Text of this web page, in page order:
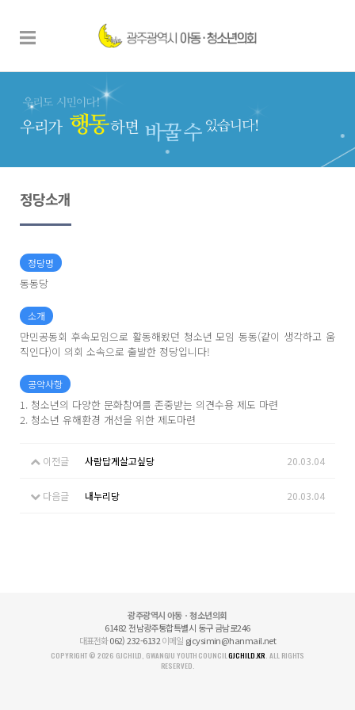
정당소개
정당명
동동당
소개
만민공동회 후속모임으로 활동해왔던 청소년 모임 동동(같이 생각하고 움
직인다)이 의회 소속으로 출발한 정당입니다!
공약사항
1. 청소년의 다양한 문화참여를 존중받는 의견수용 제도 마련
2. 청소년 유해환경 개선을 위한 제도마련
이전글 사람답게살고싶당 20.03.04
다음글 내누리당 20.03.04
광주광역시 아동ㆍ청소년의회
61482 전남광주통합특별시 동구 금남로246
대표전화062) 232-6132이메일 gjcysimin@hanmail.net
COPYRIGHT © 2026 GJCHILD, GWANGJU YOUTH COUNCILGJCHILD.KR. ALL RIGHTS
RESERVED.